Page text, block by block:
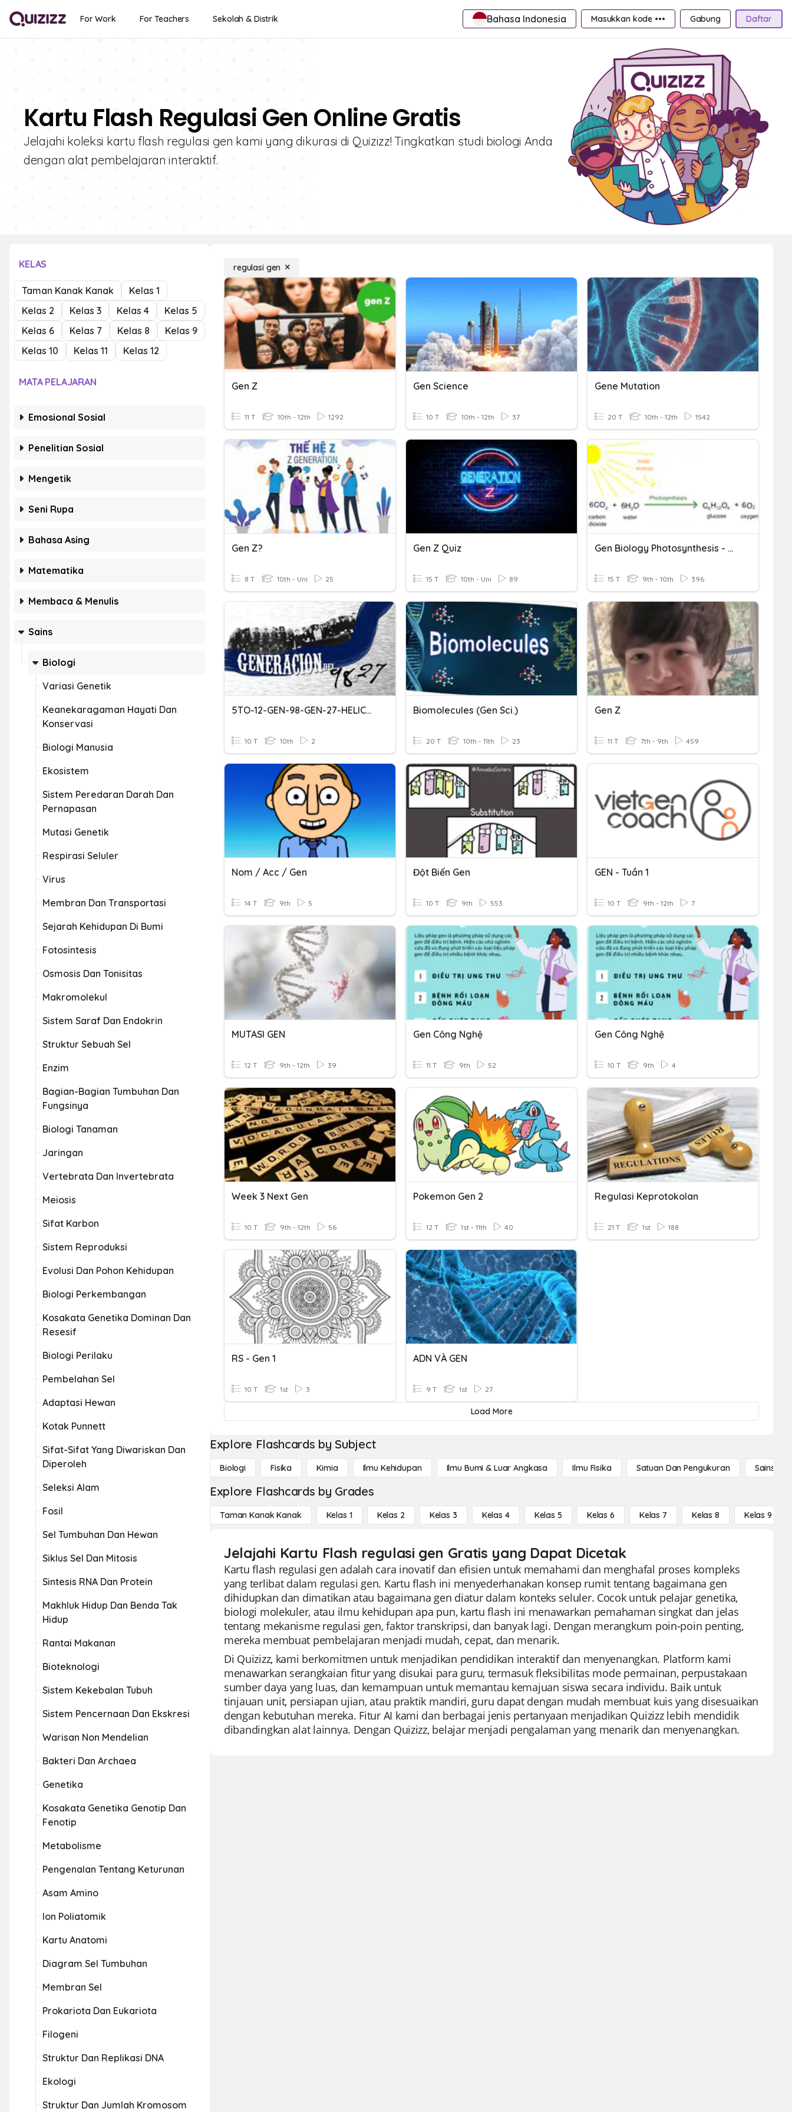
For Work For Teachers Sekolah & Distrik Bahasa Indonesia Masukkan kode ••• Gabung Daftar
Kartu Flash Regulasi Gen Online Gratis
Jelajahi koleksi kartu flash regulasi gen kami yang dikurasi di Quizizz! Tingkatkan studi biologi Anda
dengan alat pembelajaran interaktif.
KELAS
Taman Kanak Kanak
Kelas 1
Kelas 2
Kelas 3 Kelas 4
Kelas 5
Kelas 6
Kelas 7 Kelas 8
Kelas 9
Kelas 10
Kelas 11 Kelas 12
MATA PELAJARAN
Emosional Sosial
Penelitian Sosial
Mengetik
Seni Rupa
Bahasa Asing
Matematika
Membaca & Menulis
Sains
Biologi
Variasi Genetik
Keanekaragaman Hayati Dan
Konservasi
Biologi Manusia
Ekosistem
Sistem Peredaran Darah Dan
Pernapasan
Mutasi Genetik
Respirasi Seluler
Virus
Membran Dan Transportasi
Sejarah Kehidupan Di Bumi
Fotosintesis
Osmosis Dan Tonisitas
Makromolekul
Sistem Saraf Dan Endokrin
Struktur Sebuah Sel
Enzim
Bagian-Bagian Tumbuhan Dan
Fungsinya
Biologi Tanaman
Jaringan
Vertebrata Dan Invertebrata
Meiosis
Sifat Karbon
Sistem Reproduksi
Evolusi Dan Pohon Kehidupan
Biologi Perkembangan
Kosakata Genetika Dominan Dan
Resesif
Biologi Perilaku
Pembelahan Sel
Adaptasi Hewan
Kotak Punnett
Sifat-Sifat Yang Diwariskan Dan
Diperoleh
Seleksi Alam
Fosil
Sel Tumbuhan Dan Hewan
Siklus Sel Dan Mitosis
Sintesis RNA Dan Protein
Makhluk Hidup Dan Benda Tak
Hidup
Rantai Makanan
Bioteknologi
Sistem Kekebalan Tubuh
Sistem Pencernaan Dan Ekskresi
Warisan Non Mendelian
Bakteri Dan Archaea
Genetika
Kosakata Genetika Genotip Dan
Fenotip
Metabolisme
Pengenalan Tentang Keturunan
Asam Amino
Ion Poliatomik
Kartu Anatomi
Diagram Sel Tumbuhan
Membran Sel
Prokariota Dan Eukariota
Filogeni
Struktur Dan Replikasi DNA
Ekologi
Struktur Dan Jumlah Kromosom
regulasi gen
Gen Z
11 T 10th - 12th 1292
Gen Science
10 T 10th - 12th 37
Gene Mutation
20 T 10th - 12th 1542
Gen Z?
8 T 10th - Uni 25
Gen Z Quiz
15 T 10th - Uni 89
Gen Biology Photosynthesis - Fast And Curious
15 T 9th - 10th 396
5TO-12-GEN-98-GEN-27-HELICOPRÁCTICA
10 T 10th 2
Biomolecules (Gen Sci.)
20 T 10th - 11th 23
Gen Z
11 T 7th - 9th 459
Nom / Acc / Gen
14 T 9th 5
Đột Biến Gen
10 T 9th 553
GEN - Tuần 1
10 T 9th - 12th 7
MUTASI GEN
12 T 9th - 12th 39
Gen Công Nghệ
11 T 9th 52
Gen Công Nghệ
10 T 9th 4
Week 3 Next Gen
10 T 9th - 12th 56
Pokemon Gen 2
12 T 1st - 11th 40
Regulasi Keprotokolan
21 T 1st 188
RS - Gen 1
10 T 1st 3
ADN VÀ GEN
9 T 1st 27
Load More
Explore Flashcards by Subject
Biologi Fisika Kimia Ilmu Kehidupan Ilmu Bumi & Luar Angkasa Ilmu Fisika Satuan Dan Pengukuran Sains
Explore Flashcards by Grades
Taman Kanak Kanak Kelas 1 Kelas 2 Kelas 3 Kelas 4 Kelas 5 Kelas 6 Kelas 7 Kelas 8 Kelas 9
Jelajahi Kartu Flash regulasi gen Gratis yang Dapat Dicetak
Kartu flash regulasi gen adalah cara inovatif dan efisien untuk memahami dan menghafal proses kompleks
yang terlibat dalam regulasi gen. Kartu flash ini menyederhanakan konsep rumit tentang bagaimana gen
dihidupkan dan dimatikan atau bagaimana gen diatur dalam konteks seluler. Cocok untuk pelajar genetika,
biologi molekuler, atau ilmu kehidupan apa pun, kartu flash ini menawarkan pemahaman singkat dan jelas
tentang mekanisme regulasi gen, faktor transkripsi, dan banyak lagi. Dengan merangkum poin-poin penting,
mereka membuat pembelajaran menjadi mudah, cepat, dan menarik.
Di Quizizz, kami berkomitmen untuk menjadikan pendidikan interaktif dan menyenangkan. Platform kami
menawarkan serangkaian fitur yang disukai para guru, termasuk fleksibilitas mode permainan, perpustakaan
sumber daya yang luas, dan kemampuan untuk memantau kemajuan siswa secara individu. Baik untuk
tinjauan unit, persiapan ujian, atau praktik mandiri, guru dapat dengan mudah membuat kuis yang disesuaikan
dengan kebutuhan mereka. Fitur AI kami dan berbagai jenis pertanyaan menjadikan Quizizz lebih mendidik
dibandingkan alat lainnya. Dengan Quizizz, belajar menjadi pengalaman yang menarik dan menyenangkan.